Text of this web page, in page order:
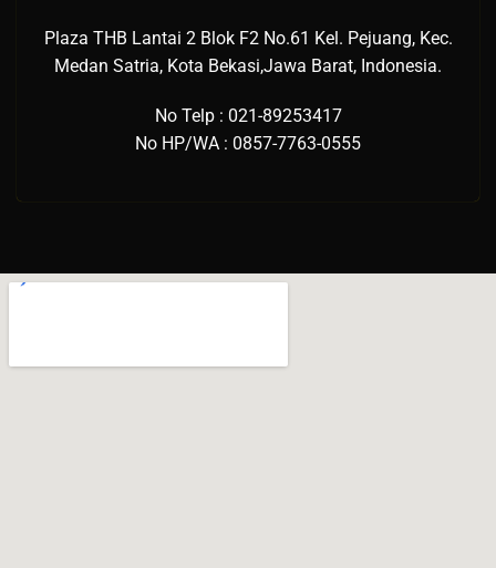
Plaza THB Lantai 2 Blok F2 No.61 Kel. Pejuang, Kec.
Medan Satria, Kota Bekasi,Jawa Barat, Indonesia.
No Telp : 021-89253417
No HP/WA : 0857-7763-0555